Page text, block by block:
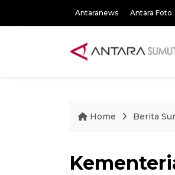
Antaranews Antara Foto
Home Berita